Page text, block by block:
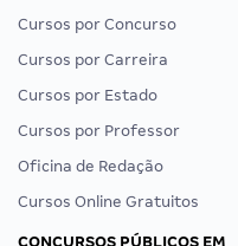
Cursos por Concurso
Cursos por Carreira
Cursos por Estado
Cursos por Professor
Oficina de Redação
Cursos Online Gratuitos
CONCURSOS PÚBLICOS EM